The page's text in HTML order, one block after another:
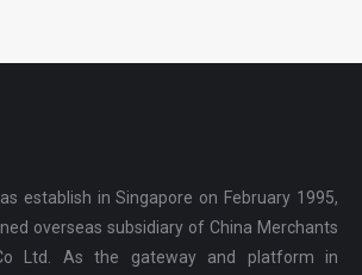
establish in Singapore on February 1995,
overseas subsidiary of China Merchants
Ltd. As the gateway and platform in